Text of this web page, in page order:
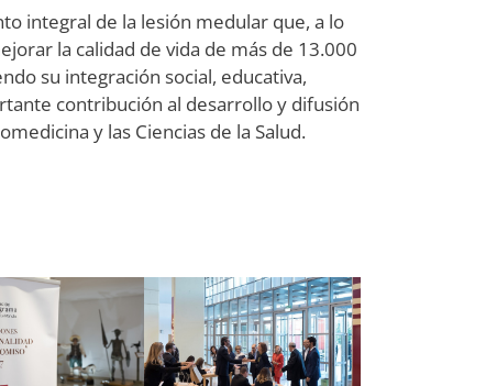
integral de la lesión medular que, a lo
la calidad de vida de más de 13.000
su integración social, educativa,
contribución al desarrollo y difusión
y las Ciencias de la Salud.